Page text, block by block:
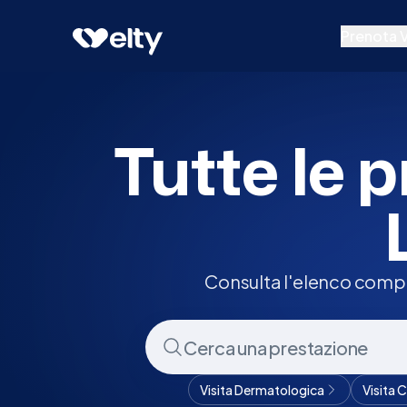
Prestazioni
Prenota visita
Tutte le
Consulta l'elenco
Visita Dermatologica Visita